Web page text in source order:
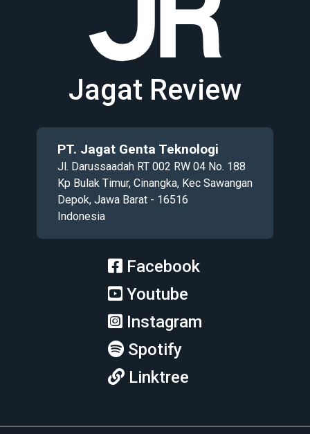
Jagat Review
PT. Jagat Genta Teknologi
Jl. Darussaadah RT 002 RW 04 No. 188
Kp Bulak Timur, Cinangka, Kec Sawangan
Depok, Jawa Barat - 16516
Indonesia
Facebook
Youtube
Instagram
Spotify
Linktree